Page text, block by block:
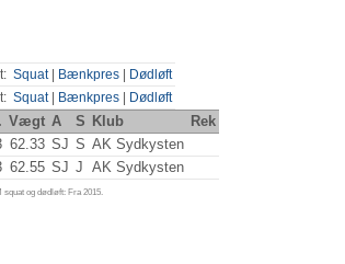
Squat| Bænkpres
Dødløft
Squat| Bænkpres Dødløft
Vægt A S Klub
Rek
62.33 SJ S AK Sydkysten
62.55 SJ J AK Sydkysten
og dødløft: Fra 2015.